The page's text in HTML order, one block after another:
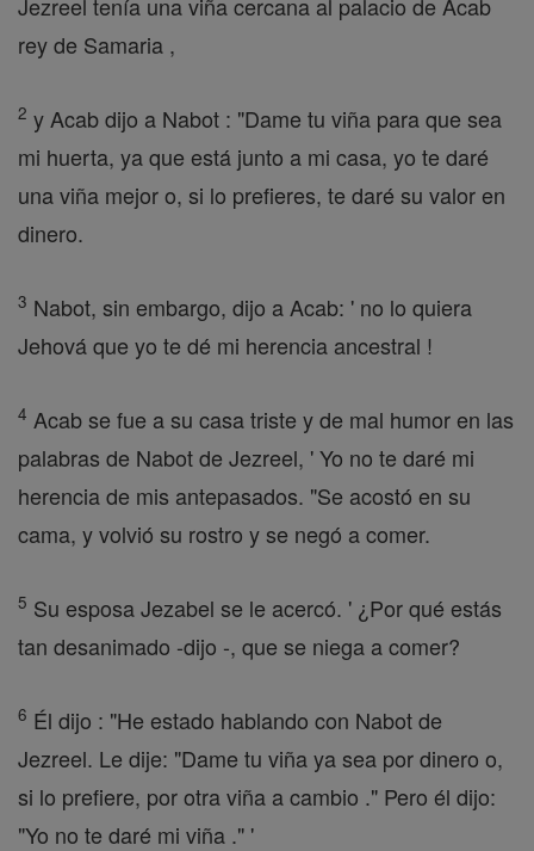
rey de Samaria ,
2 y Acab dijo a Nabot : "Dame tu viña para que sea
mi huerta, ya que está junto a mi casa, yo te daré
una viña mejor o, si lo prefieres, te daré su valor en
dinero.
3 Nabot, sin embargo, dijo a Acab: ' no lo quiera
Jehová que yo te dé mi herencia ancestral !
4 Acab se fue a su casa triste y de mal humor en las
palabras de Nabot de Jezreel, ' Yo no te daré mi
herencia de mis antepasados. "Se acostó en su
cama, y volvió su rostro y se negó a comer.
5 Su esposa Jezabel se le acercó. ' ¿Por qué estás
tan desanimado -dijo -, que se niega a comer?
6 Él dijo : "He estado hablando con Nabot de
Jezreel. Le dije: "Dame tu viña ya sea por dinero o,
si lo prefiere, por otra viña a cambio ." Pero él dijo:
"Yo no te daré mi viña ." '